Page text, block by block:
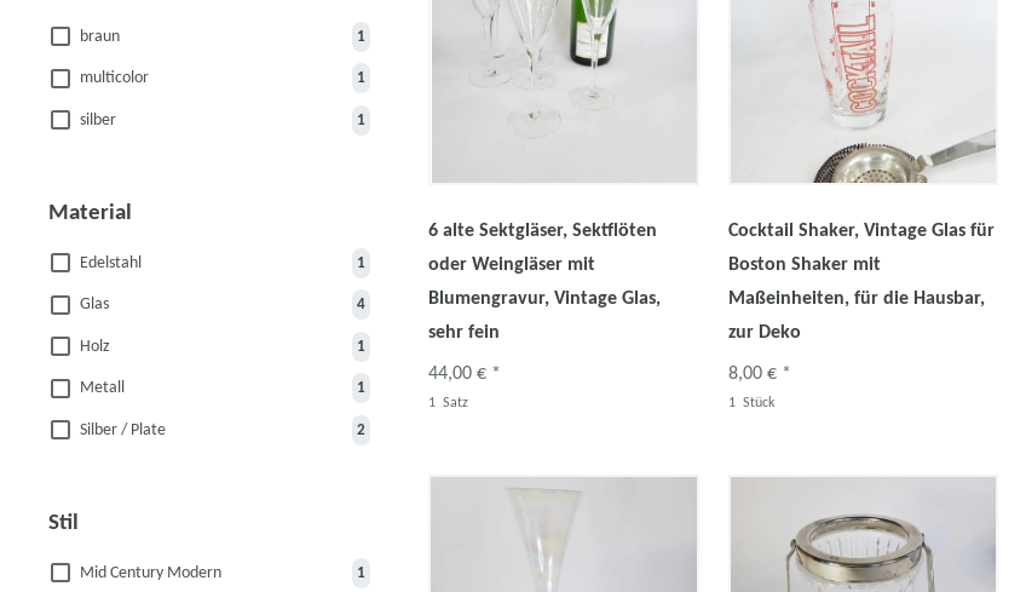
braun 1
multicolor 1
silber 1
Material
Edelstahl 1
Glas 4
Holz 1
Metall 1
Silber / Plate 2
Stil
Mid Century Modern 1
6 alte Sektgläser, Sektflöten
oder Weingläser mit
Blumengravur, Vintage Glas,
sehr fein
44,00 € *
1 Satz
Cocktail Shaker, Vintage Glas für
Boston Shaker mit
Maßeinheiten, für die Hausbar,
zur Deko
8,00 € *
1 Stück